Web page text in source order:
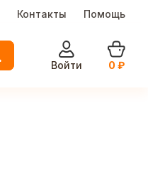
Контакты Помощь
Войти
0 ₽